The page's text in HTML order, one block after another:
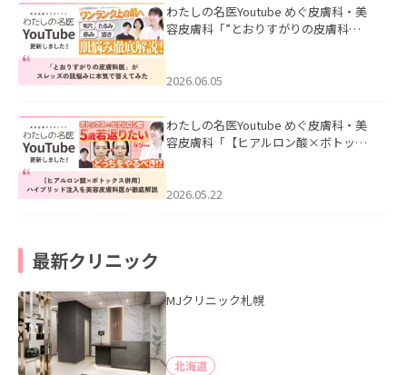
わたしの名医Youtube めぐ皮膚科・美
容皮膚科「”とおりすがりの皮膚科
2026.06.05
わたしの名医Youtube めぐ皮膚科・美
容皮膚科「【ヒアルロン酸×ボトック
た。
2026.05.22
最新クリニック
MJクリニック札幌
北海道